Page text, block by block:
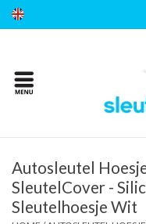
Home
Accessoires
Veelgestelde vragen
Autosleutel
SleutelCover -
Sleutelhoesje Wit